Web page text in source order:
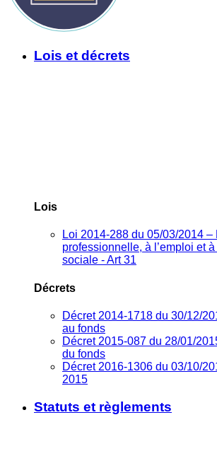
Lois et décrets
Lois
Loi 2014-288 du 05/03/2014 –
professionnelle, à l’emploi et
sociale - Art 31
Décrets
Décret 2014-1718 du 30/12/
au fonds
Décret 2015-087 du 28/01/
du fonds
Décret 2016-1306 du 03/10/
2015
Statuts et règlements